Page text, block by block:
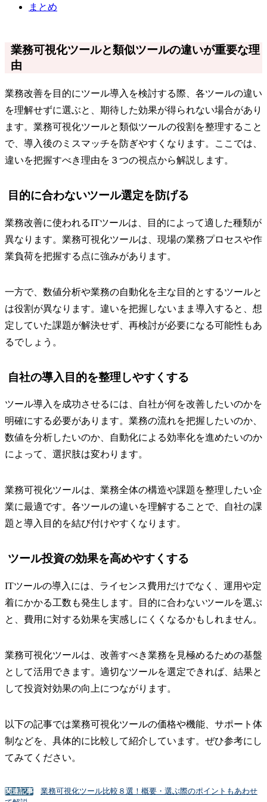
まとめ
業務可視化ツールと類似ツールの違いが重要な理
由
業務改善を目的にツール導入を検討する際、各ツールの違い
を理解せずに選ぶと、期待した効果が得られない場合があり
ます。業務可視化ツールと類似ツールの役割を整理すること
で、導入後のミスマッチを防ぎやすくなります。ここでは、
違いを把握すべき理由を３つの視点から解説します。
目的に合わないツール選定を防げる
業務改善に使われるITツールは、目的によって適した種類が
異なります。業務可視化ツールは、現場の業務プロセスや作
業負荷を把握する点に強みがあります。
一方で、数値分析や業務の自動化を主な目的とするツールと
は役割が異なります。違いを把握しないまま導入すると、想
定していた課題が解決せず、再検討が必要になる可能性もあ
るでしょう。
自社の導入目的を整理しやすくする
ツール導入を成功させるには、自社が何を改善したいのかを
明確にする必要があります。業務の流れを把握したいのか、
数値を分析したいのか、自動化による効率化を進めたいのか
によって、選択肢は変わります。
業務可視化ツールは、業務全体の構造や課題を整理したい企
業に最適です。各ツールの違いを理解することで、自社の課
題と導入目的を結び付けやすくなります。
ツール投資の効果を高めやすくする
ITツールの導入には、ライセンス費用だけでなく、運用や定
着にかかる工数も発生します。目的に合わないツールを選ぶ
と、費用に対する効果を実感しにくくなるかもしれません。
業務可視化ツールは、改善すべき業務を見極めるための基盤
として活用できます。適切なツールを選定できれば、結果と
して投資対効果の向上につながります。
以下の記事では業務可視化ツールの価格や機能、サポート体
制などを、具体的に比較して紹介しています。ぜひ参考にし
てみてください。
関連記事
業務可視化ツール比較８選！概要・選ぶ際のポイントもあわせ